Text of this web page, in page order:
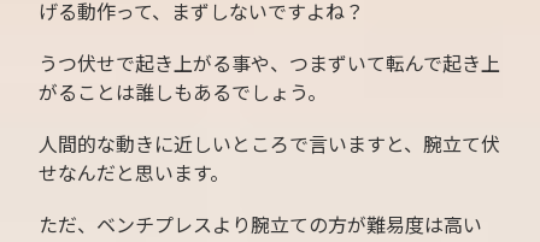
げる動作って、まずしないですよね？
うつ伏せで起き上がる事や、つまずいて転んで起き上
がることは誰しもあるでしょう。
人間的な動きに近しいところで言いますと、腕立て伏
せなんだと思います。
ただ、ベンチプレスより腕立ての方が難易度は高い